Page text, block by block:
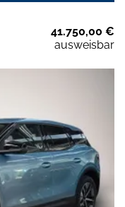
41.750,00 €
ausweisbar